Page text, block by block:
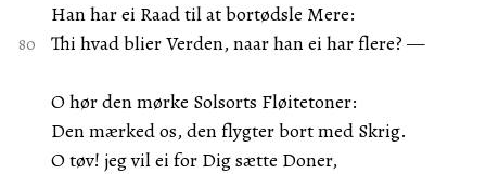
Han har ei Raad til at bortødsle Mere:
Thi hvad blier Verden, naar han ei har flere? —
O hør den mørke Solsorts Fløitetoner:
Den mærked os, den flygter bort med Skrig.
O tøv! jeg vil ei for Dig sætte Doner,